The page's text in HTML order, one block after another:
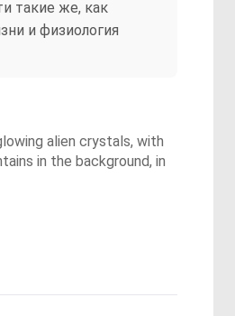
такие же, как
и физиология
alien crystals, with
in the background, in